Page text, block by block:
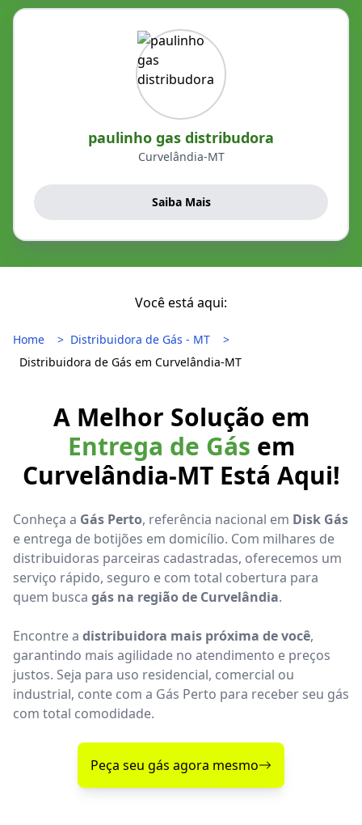
paulinho gas distribudora
Curvelândia-MT
Saiba Mais
Você está aqui:
Home
Distribuidora de Gás - MT
Distribuidora de Gás em Curvelândia-MT
A Melhor Solução em
Entrega de Gás em
Curvelândia-MT Está Aqui!
Conheça a Gás Perto, referência nacional em Disk Gás
e entrega de botijões em domicílio. Com milhares de
distribuidoras parceiras cadastradas, oferecemos um
serviço rápido, seguro e com total cobertura para
quem busca gás na região de Curvelândia.
Encontre a distribuidora mais próxima de você,
garantindo mais agilidade no atendimento e preços
justos. Seja para uso residencial, comercial ou
industrial, conte com a Gás Perto para receber seu gás
com total comodidade.
Peça seu gás agora mesmo